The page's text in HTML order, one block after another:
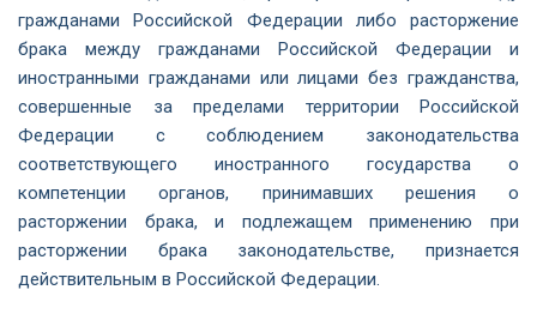
гражданами Российской Федерации либо расторжение
брака между гражданами Российской Федерации и
иностранными гражданами или лицами без гражданства,
совершенные за пределами территории Российской
Федерации с соблюдением законодательства
соответствующего иностранного государства о
компетенции органов, принимавших решения о
расторжении брака, и подлежащем применению при
расторжении брака законодательстве, признается
действительным в Российской Федерации.